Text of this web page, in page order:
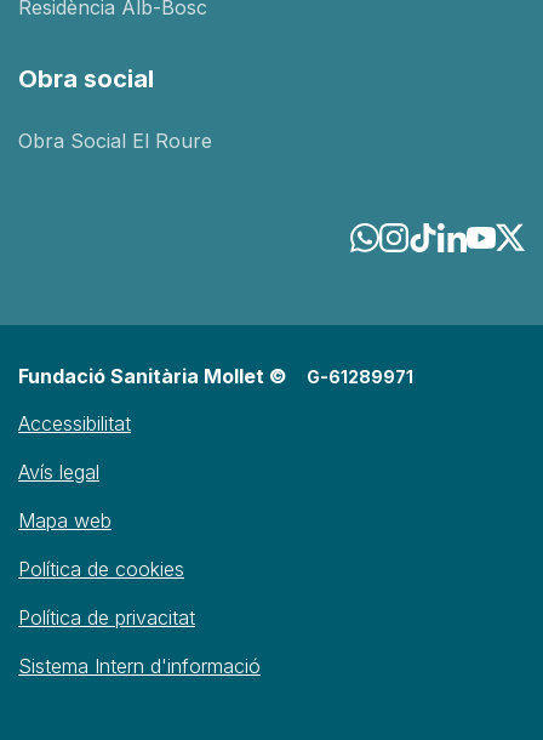
Residència Alb-Bosc
Obra social
Obra Social El Roure
Fundació Sanitària Mollet © G-61289971
Accessibilitat
Avís legal
Mapa web
Política de cookies
Política de privacitat
Sistema Intern d'informació